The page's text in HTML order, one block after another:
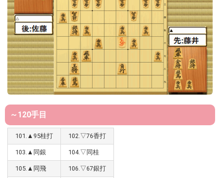
～120手目
101.▲95桂打 102.▽76香打
103.▲同銀 104.▽同桂
105.▲同飛 106.▽67銀打